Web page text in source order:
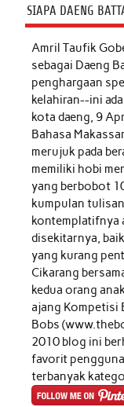
SIAPA DAENG
Amril Taufik
sebagai Daeng
penghargaan
kelahiran--ini
kota daeng, 9
Bahasa
merujuk pada
memiliki hobi
yang berbobot
kumpulan
kontemplatifnya
disekitarnya,
yang kurang
Cikarang
kedua orang
ajang Kompetisi
Bobs
2010 blog ini
favorit
terbanyak